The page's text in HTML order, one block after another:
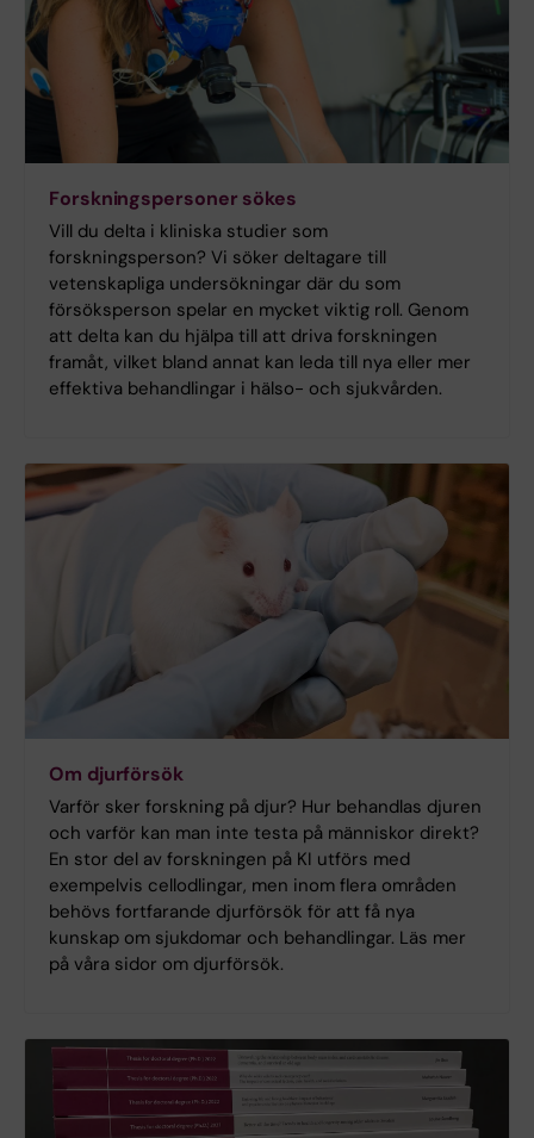
Forskningspersoner sökes
Vill du delta i kliniska studier som
forskningsperson? Vi söker deltagare till
vetenskapliga undersökningar där du som
försöksperson spelar en mycket viktig roll. Genom
att delta kan du hjälpa till att driva forskningen
framåt, vilket bland annat kan leda till nya eller mer
effektiva behandlingar i hälso- och sjukvården.
Om djurförsök
Varför sker forskning på djur? Hur behandlas djuren
och varför kan man inte testa på människor direkt?
En stor del av forskningen på KI utförs med
exempelvis cellodlingar, men inom flera områden
behövs fortfarande djurförsök för att få nya
kunskap om sjukdomar och behandlingar. Läs mer
på våra sidor om djurförsök.